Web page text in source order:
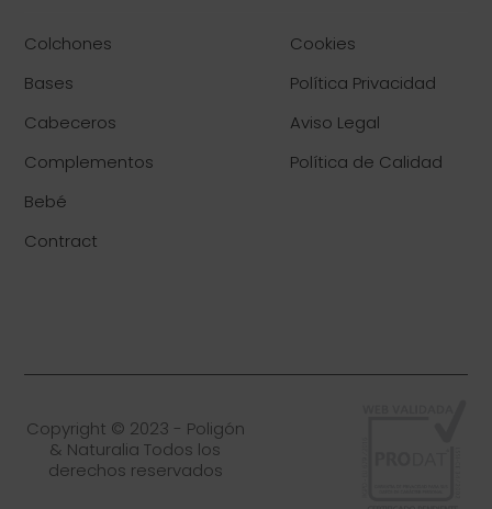
Colchones
Bases
Cabeceros
Complementos
Bebé
Contract
Cookies
Política Privacidad
Aviso Legal
Política de Calidad
Copyright © 2023 - Poligón
& Naturalia Todos los
derechos reservados